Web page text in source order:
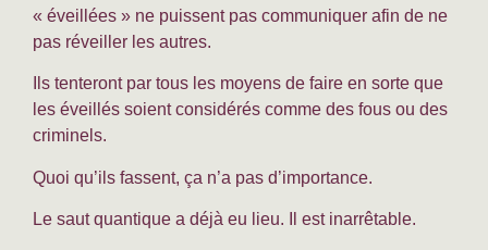
« éveillées » ne puissent pas communiquer afin de ne
pas réveiller les autres.
Ils tenteront par tous les moyens de faire en sorte que
les éveillés soient considérés comme des fous ou des
criminels.
Quoi qu’ils fassent, ça n’a pas d’importance.
Le saut quantique a déjà eu lieu. Il est inarrêtable.